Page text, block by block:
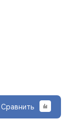
Сравнить